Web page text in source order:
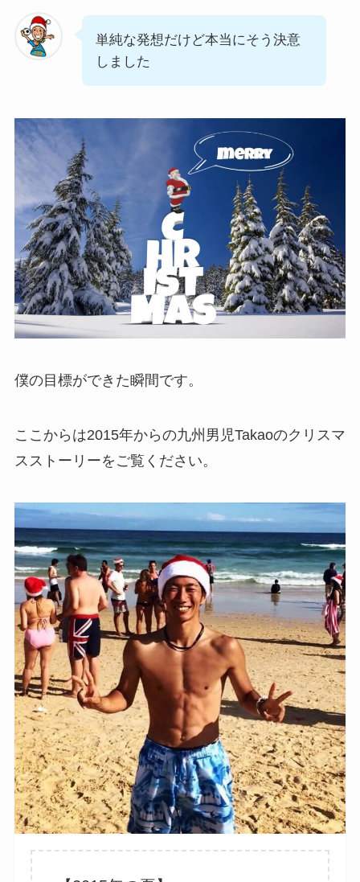
単純な発想だけど本当にそう決意
しました
僕の目標ができた瞬間です。
ここからは2015年からの九州男児Takaoのクリスマ
スストーリーをご覧ください。